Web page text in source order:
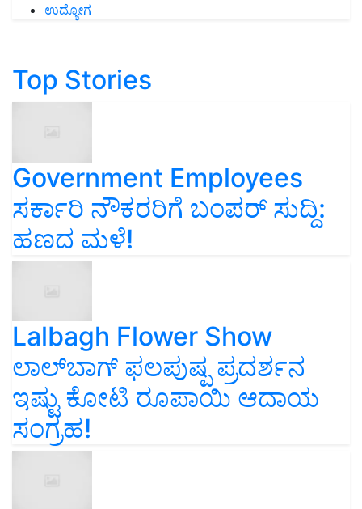
ಉದ್ಯೋಗ
Top Stories
Government Employees
ಸರ್ಕಾರಿ ನೌಕರರಿಗೆ ಬಂಪರ್‌ ಸುದ್ದಿ:
ಹಣದ ಮಳೆ!
Lalbagh Flower Show
ಲಾಲ್‌ಬಾಗ್ ಫಲಪುಷ್ಪ ಪ್ರದರ್ಶನ
ಇಷ್ಟು ಕೋಟಿ ರೂಪಾಯಿ ಆದಾಯ
ಸಂಗ್ರಹ!